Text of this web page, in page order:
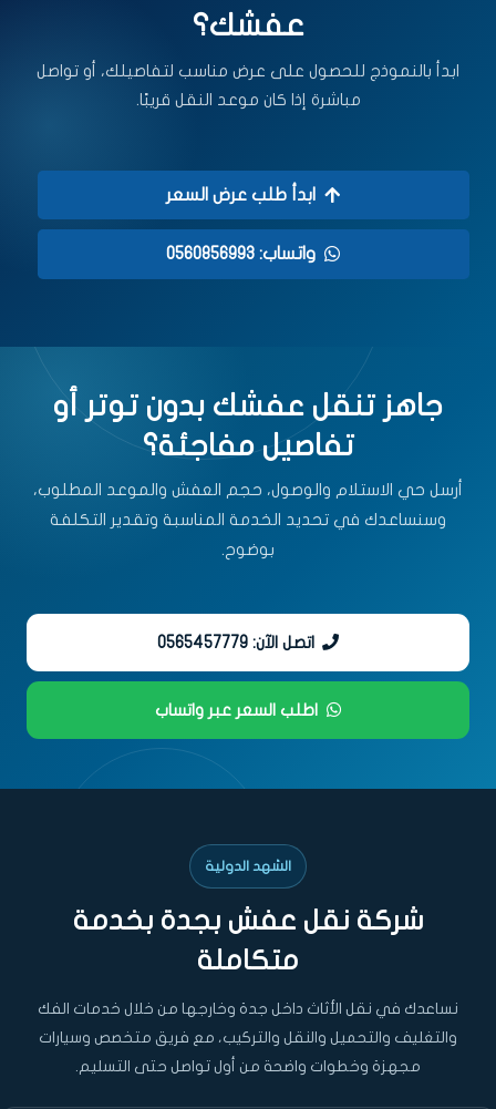
عفشك؟
ابدأ بالنموذج للحصول على عرض مناسب لتفاصيلك، أو تواصل
مباشرة إذا كان موعد النقل قريبًا.
ابدأ طلب عرض السعر
واتساب: 0560856993
جاهز تنقل عفشك بدون توتر أو
تفاصيل مفاجئة؟
أرسل حي الاستلام والوصول، حجم العفش والموعد المطلوب،
وسنساعدك في تحديد الخدمة المناسبة وتقدير التكلفة
بوضوح.
اتصل الآن: 0565457779
اطلب السعر عبر واتساب
الشهد الدولية
شركة نقل عفش بجدة بخدمة
متكاملة
نساعدك في نقل الأثاث داخل جدة وخارجها من خلال خدمات الفك
والتغليف والتحميل والنقل والتركيب، مع فريق متخصص وسيارات
مجهزة وخطوات واضحة من أول تواصل حتى التسليم.